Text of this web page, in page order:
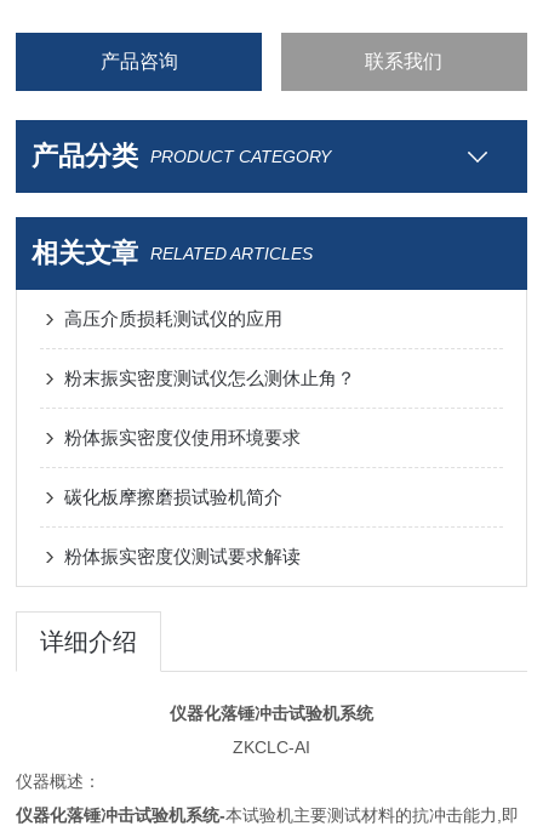
产品咨询 联系我们
产品分类 PRODUCT CATEGORY
相关文章 RELATED ARTICLES
高压介质损耗测试仪的应用
粉末振实密度测试仪怎么测休止角？
粉体振实密度仪使用环境要求
碳化板摩擦磨损试验机简介
粉体振实密度仪测试要求解读
详细介绍
仪器化落锤冲击试验机系统
ZKCLC-AI
仪器概述：
仪器化落锤冲击试验机系统-本试验机主要测试材料的抗冲击能力,即